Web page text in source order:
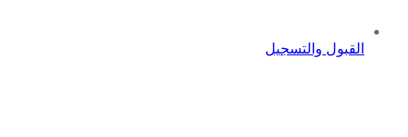
القبول والتسجيل